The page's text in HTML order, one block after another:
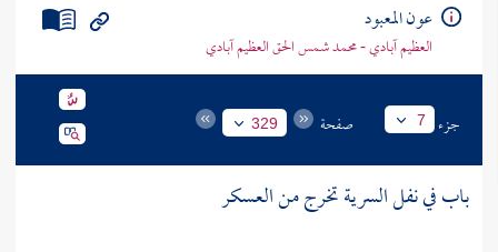
عون المعبود
العظيم آبادي - محمد شمس الحق العظيم آبادي
جزء 7 صفحة 329
باب في نفل السرية تخرج من العسكر